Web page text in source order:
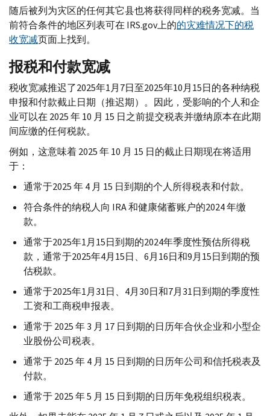
随后被列为灾区的任何其它县也将获得同样的税务宽减。当
前符合条件的地区列表可在 IRS.gov上的的灾难情况下的税
收宽减页面上找到。
报税和付款宽减
税收宽减推迟了2025年1月7日至2025年10月15日的各种纳税
申报和付款截止日期（推迟期）。因此，受影响的个人和企
业可以在 2025 年 10 月 15 日之前提交税表并缴纳原本在此期
间应缴的任何税款。
例如，这意味着 2025 年 10 月 15 日的截止日期现在将适用
于：
通常于2025 年 4 月 15 日到期的个人所得税表和付款。
符合条件的纳税人向 IRA和健康储蓄账户的2024 年缴
款。
通常于2025年1月15日到期的2024年季度性预估所得税
款，通常于2025年4月15日、6月16日和9月15日到期的预
估税款。
通常于2025年1月31日、4月30日和7月31日到期的季度性
工资和工商税申报表。
通常于 2025 年 3 月 17 日到期的日历年合伙企业和小型企
业股份公司税表。
通常于 2025 年 4 月 15 日到期的日历年公司和信托税表及
付款。
通常于 2025 年 5 月 15 日到期的日历年免税组织税表。